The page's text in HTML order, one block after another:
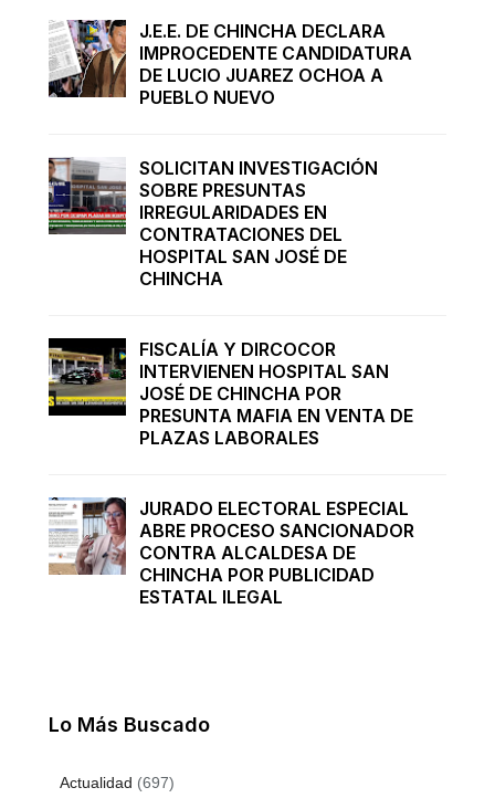
J.E.E. DE CHINCHA DECLARA
IMPROCEDENTE CANDIDATURA
DE LUCIO JUAREZ OCHOA A
PUEBLO NUEVO
SOLICITAN INVESTIGACIÓN
SOBRE PRESUNTAS
IRREGULARIDADES EN
CONTRATACIONES DEL
HOSPITAL SAN JOSÉ DE
CHINCHA
FISCALÍA Y DIRCOCOR
INTERVIENEN HOSPITAL SAN
JOSÉ DE CHINCHA POR
PRESUNTA MAFIA EN VENTA DE
PLAZAS LABORALES
JURADO ELECTORAL ESPECIAL
ABRE PROCESO SANCIONADOR
CONTRA ALCALDESA DE
CHINCHA POR PUBLICIDAD
ESTATAL ILEGAL
Lo Más Buscado
Actualidad (697)